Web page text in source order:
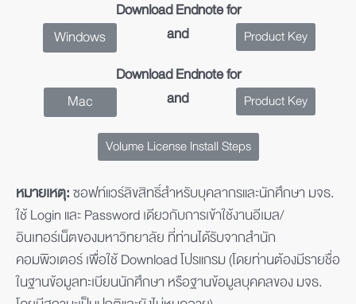
Download Endnote for
Windows
and Product Key
Download Endnote for
Mac
and Product Key
Volume License Install Steps
หมายเหตุ: ซอฟท์แวร์ลิขสิทธิ์สำหรับบุคลากรและนักศึกษา มจธ.
ใช้ Login และ Password เดียวกับการเข้าใช้งานอีเมล/
อินเทอร์เน็ตของมหาวิทยาลัย ที่ท่านได้รับจากสำนัก
คอมพิวเตอร์ เพื่อใช้ Download โปรแกรม (โดยท่านต้องมีรายชื่อ
ในฐานข้อมูลทะเบียนนักศึกษา หรือฐานข้อมูลบุคคลของ มจธ.